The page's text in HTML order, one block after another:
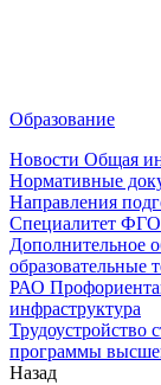
Образование
Новости Общая
Нормативные
Направления
Специалитет
Дополнительное
образовательные
РАО
инфраструктура
Трудоустройство
программы
Назад